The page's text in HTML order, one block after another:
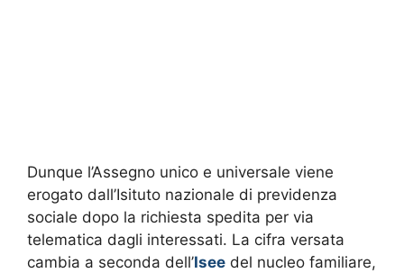
Dunque l’Assegno unico e universale viene
erogato dall’Isituto nazionale di previdenza
sociale dopo la richiesta spedita per via
telematica dagli interessati. La cifra versata
cambia a seconda dell’Isee del nucleo familiare,